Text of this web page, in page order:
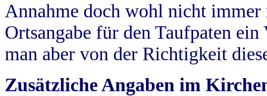
Annahme doch wohl nicht
Ortsangabe für den Taufpaten
man aber von der Richtigkeit
Zusätzliche Angaben im